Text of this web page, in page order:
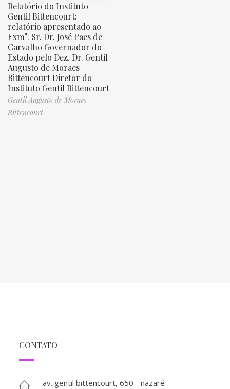
Relatório do Instituto
Gentil Bittencourt:
relatório apresentado ao
Exm°. Sr. Dr. José Paes de
Carvalho Governador do
Estado pelo Dez. Dr. Gentil
Augusto de Moraes
Bittencourt Diretor do
Instituto Gentil Bittencourt
Gentil Augusto de Moraes
Bittencourt
CONTATO
av. gentil bittencourt, 650 - nazaré